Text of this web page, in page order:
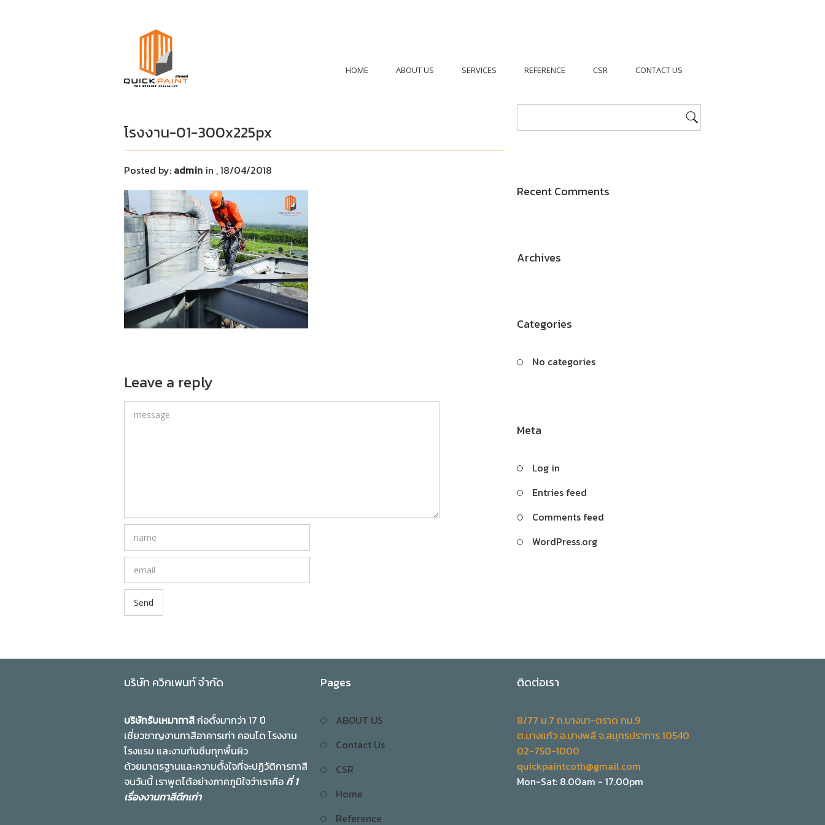
HOME ABOUT US SERVICES REFERENCE CSR CONTACT US
โรงงาน-01-300x225px
Posted by: admin in , 18/04/2018
Leave a reply
Recent Comments
Archives
Categories
No categories
Meta
Log in
Entries feed
Comments feed
WordPress.org
บริษัท ควิกเพนท์ จำกัด
บริษัทรับเหมาทาสีก่อตั้งมากว่า 17 ปี
เชี่ยวชาญงานทาสีอาคารเก่า คอนโด โรงงาน
โรงแรม และงานกันซึมทุกพื้นผิว
ด้วยมาตรฐานและความตั้งใจที่จะปฏิวัติการทาสี
จนวันนี้ เราพูดได้อย่างภาคภูมิใจว่าเราคือ ที่ 1
เรื่องงานทาสีตึกเก่า
Pages
ABOUT US
Contact Us
CSR
Home
Reference
ติดต่อเรา
8/77 ม.7 ถ.บางนา-ตราด กม.9
ต.บางแก้ว อ.บางพลี จ.สมุทรปราการ 10540
02-750-1000
quickpaintcoth@gmail.com
Mon-Sat: 8.00am - 17.00pm